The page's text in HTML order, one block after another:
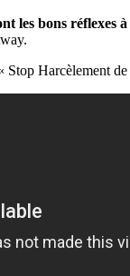
les bons réflexes
Stop Harcèlement